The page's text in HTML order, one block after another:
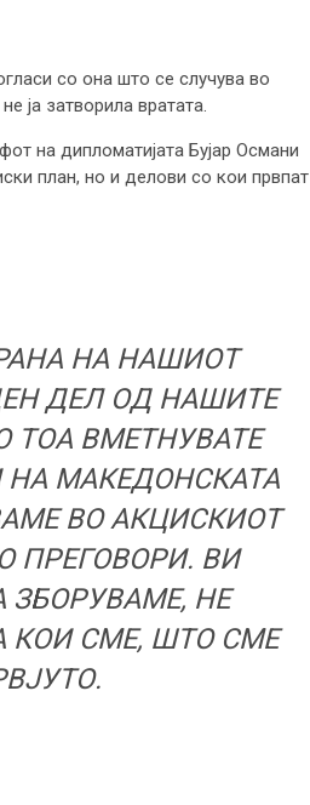
со она што се случува во
ја затворила вратата.
на дипломатијата Бујар Османи
план, но и делови со кои првпат
НА НАШИОТ
ДЕЛ ОД НАШИТЕ
ТОА ВМЕТНУВАТЕ
НА МАКЕДОНСКАТА
ВО АКЦИСКИОТ
ПРЕГОВОРИ. ВИ
ЗБОРУВАМЕ, НЕ
КОИ СМЕ, ШТО СМЕ